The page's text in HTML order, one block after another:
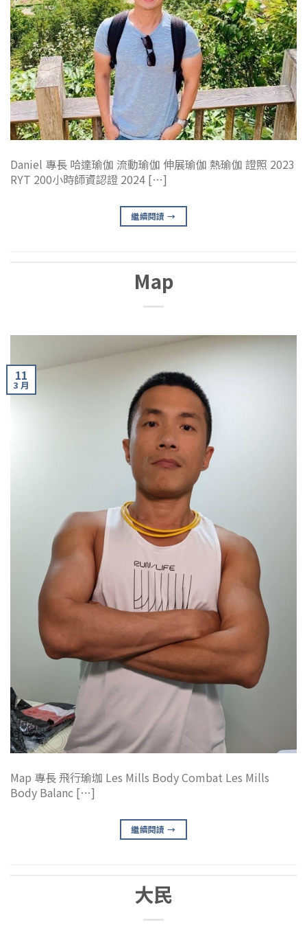
Daniel 專長 哈達瑜伽 流動瑜伽 伸展瑜伽 熱瑜伽 證照 2023
RYT 200小時師資認證 2024 […]
繼續閱讀→
Map
11
3 月
Map 專長 飛行瑜珈 Les Mills Body Combat Les Mills
Body Balanc […]
繼續閱讀→
大民